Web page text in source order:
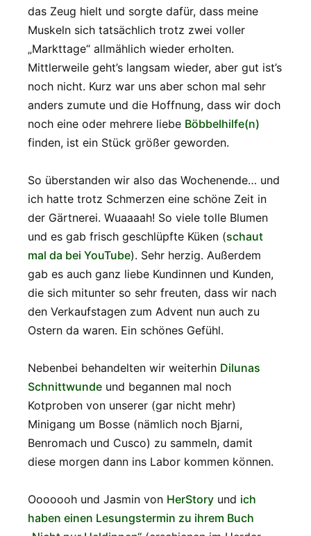
das Zeug hielt und sorgte dafür, dass meine
Muskeln sich tatsächlich trotz zwei voller
„Markttage“ allmählich wieder erholten.
Mittlerweile geht’s langsam wieder, aber gut ist’s
noch nicht. Kurz war uns aber schon mal sehr
anders zumute und die Hoffnung, dass wir doch
noch eine oder mehrere liebe Böbbelhilfe(n)
finden, ist ein Stück größer geworden.
So überstanden wir also das Wochenende… und
ich hatte trotz Schmerzen eine schöne Zeit in
der Gärtnerei. Wuaaaah! So viele tolle Blumen
und es gab frisch geschlüpfte Küken (schaut
mal da bei YouTube). Sehr herzig. Außerdem
gab es auch ganz liebe Kundinnen und Kunden,
die sich mitunter so sehr freuten, dass wir nach
den Verkaufstagen zum Advent nun auch zu
Ostern da waren. Ein schönes Gefühl.
Nebenbei behandelten wir weiterhin Dilunas
Schnittwunde und begannen mal noch
Kotproben von unserer (gar nicht mehr)
Minigang um Bosse (nämlich noch Bjarni,
Benromach und Cusco) zu sammeln, damit
diese morgen dann ins Labor kommen können.
Ooooooh und Jasmin von HerStory und ich
haben einen Lesungstermin zu ihrem Buch